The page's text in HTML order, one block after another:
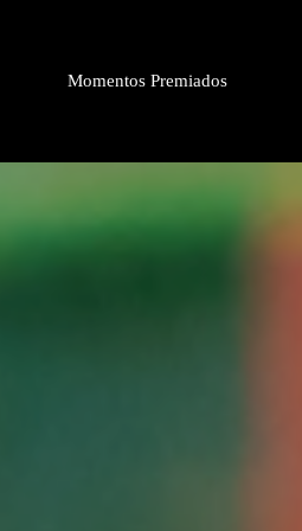
Momentos Premiados